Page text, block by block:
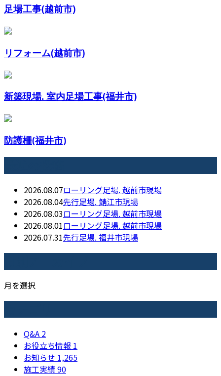
足場工事(越前市)
リフォーム(越前市)
新築現場. 室内足場工事(福井市)
防護柵(福井市)
2026.08.07ローリング足場. 越前市現場
2026.08.04先行足場. 鯖江市現場
2026.08.03ローリング足場. 越前市現場
2026.08.01ローリング足場. 越前市現場
2026.07.31先行足場. 福井市現場
月を選択
Q&A 2
お役立ち情報 1
お知らせ 1,265
施工実績90